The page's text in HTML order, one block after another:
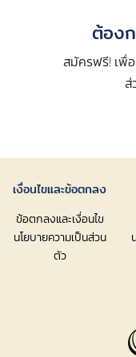
ต้อง
สมัครฟรี! เพื่อ
ส่
เงื่อนไขและข้อตกลง
ข้อตกลงและเงื่อนไข
นโยบายความเป็นส่วน
ตัว